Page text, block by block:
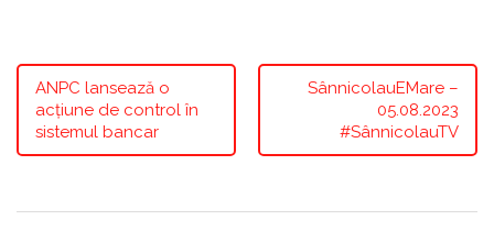
ANPC lansează o
acțiune de control în
sistemul bancar
SânnicolauEMare –
05.08.2023
#SânnicolauTV